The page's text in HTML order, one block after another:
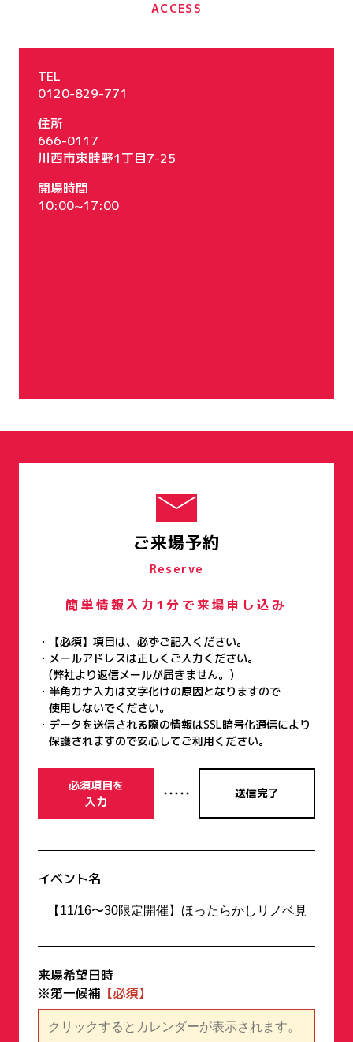
ACCESS
TEL
0120-829-771
住所
666-0117
川西市東畦野1丁目7-25
開場時間
10:00~17:00
ご来場予約
Reserve
簡単情報入力1分で来場申し込み
【必須】項目は、必ずご記入ください。
メールアドレスは正しくご入力ください。
(弊社より返信メールが届きません。)
半角カナ入力は文字化けの原因となりますので
使用しないでください。
データを送信される際の情報はSSL暗号化通信により
保護されますので安心してご利用ください。
必須項目を
入力
・・・・・ 送信完了
イベント名
来場希望日時
※第一候補